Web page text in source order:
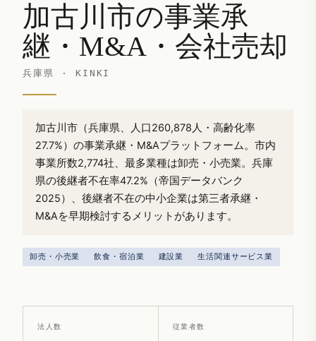
加古川市の事業承
継・M&A・会社売却
兵庫県 · KINKI
加古川市（兵庫県、人口260,878人・高齢化率
27.7%）の事業承継・M&Aプラットフォーム。市内
事業所数2,774社、最多業種は卸売・小売業。兵庫
県の後継者不在率47.2%（帝国データバンク
2025）、後継者不在の中小企業は第三者承継・
M&Aを早期検討するメリットがあります。
卸売・小売業 飲食・宿泊業 建設業 生活関連サービス業
法人数 従業者数